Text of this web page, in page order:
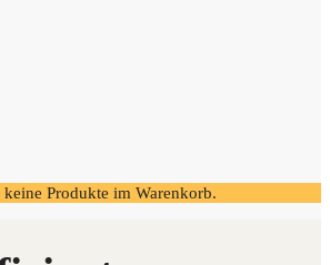
Produkte im Warenkorb.